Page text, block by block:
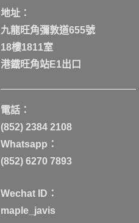
地址：
九龍旺角彌敦道655號
18樓1811室
港鐡旺角站E1出口
電話：
(852) 2384 2108
Whatsapp：
(852) 6270 7893
Wechat ID：
maple_javis